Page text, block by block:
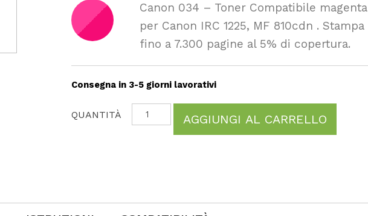
Canon 034 – Toner Compatibile magenta
per Canon IRC 1225, MF 810cdn . Stampa
fino a 7.300 pagine al 5% di copertura.
Consegna in 3-5 giorni lavorativi
AGGIUNGI AL CARRELLO